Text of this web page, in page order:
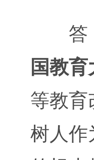
答
国教
等教育
树人作